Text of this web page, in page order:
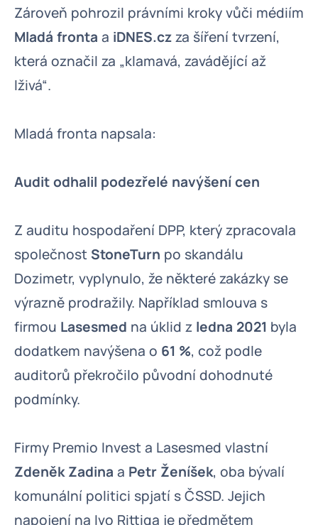
Zároveň pohrozil právními kroky vůči médiím
Mladá fronta a iDNES.czza šíření tvrzení,
která označil za „klamavá, zavádějící až
lživá“.
Mladá fronta napsala:
Audit odhalil podezřelé navýšení cen
Z auditu hospodaření DPP, který zpracovala
společnost StoneTurn po skandálu
Dozimetr, vyplynulo, že některé zakázky se
výrazně prodražily. Například smlouva s
firmou Lasesmed na úklid z ledna 2021 byla
dodatkem navýšena o 61 %, což podle
auditorů překročilo původní dohodnuté
podmínky.
Firmy Premio Invest a Lasesmed vlastní
Zdeněk Zadina a Petr Ženíšek, oba bývalí
komunální politici spjatí s ČSSD. Jejich
napojení na Ivo Rittiga je předmětem